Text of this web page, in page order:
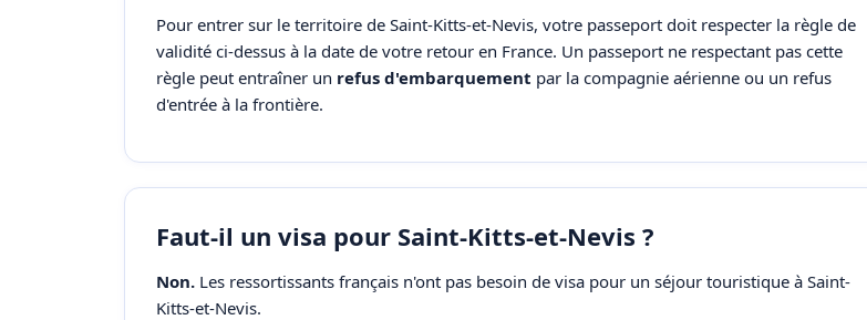
Pour entrer sur le territoire de Saint-Kitts-et-Nevis, votre passeport doit respecter la règle de
validité ci-dessus à la date de votre retour en France. Un passeport ne respectant pas cette
règle peut entraîner un refus d'embarquement par la compagnie aérienne ou un refus
d'entrée à la frontière.
Faut-il un visa pour Saint-Kitts-et-Nevis ?
Non. Les ressortissants français n'ont pas besoin de visa pour un séjour touristique à Saint-
Kitts-et-Nevis.